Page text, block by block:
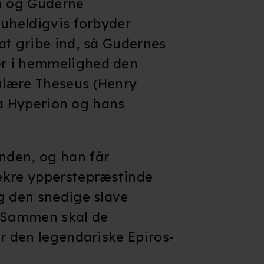
Guderne
forbyder
gribe ind, så Gudernes
i hemmelighed den
Theseus (Henry
og hans
og han får
ypperstepræstinde
den snedige slave
skal de
legendariske Epiros-